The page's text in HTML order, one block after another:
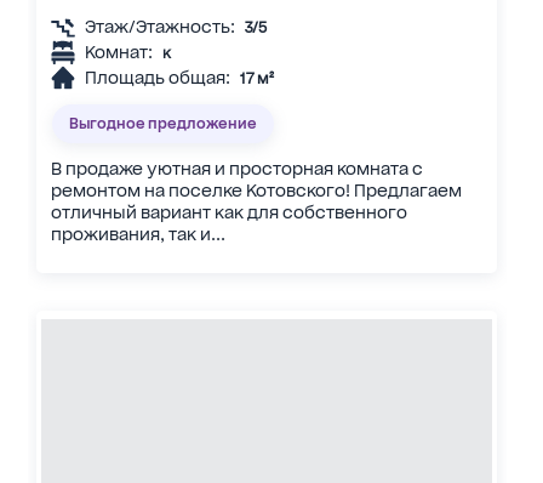
Этаж/Этажность: 3/5
Комнат: к
Площадь общая: 17 м²
Выгодное предложение
В продаже уютная и просторная комната с
ремонтом на поселке Котовского! Предлагаем
отличный вариант как для собственного
проживания, так и...